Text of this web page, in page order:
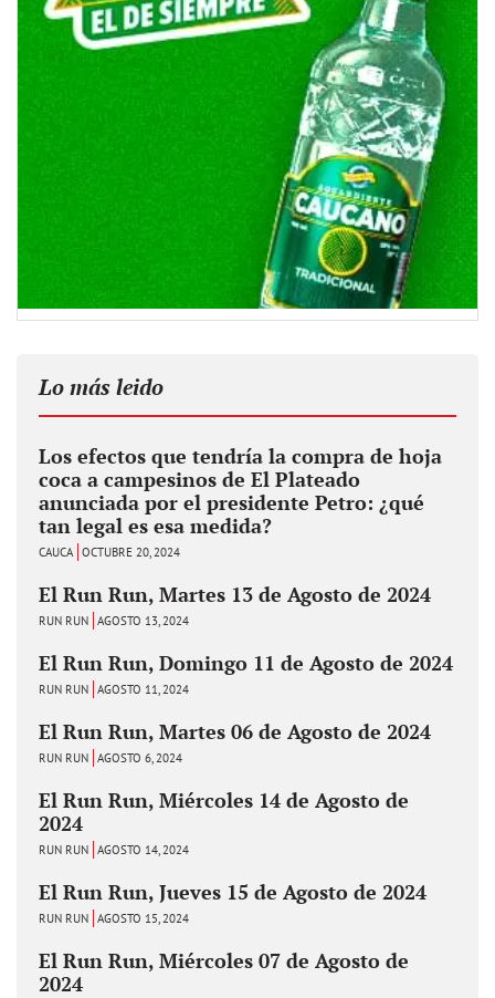
Lo más leido
Los efectos que tendría la compra de hoja
coca a campesinos de El Plateado
anunciada por el presidente Petro: ¿qué
tan legal es esa medida?
CAUCA OCTUBRE 20, 2024
El Run Run, Martes 13 de Agosto de 2024
RUN RUN AGOSTO 13, 2024
El Run Run, Domingo 11 de Agosto de 2024
RUN RUN AGOSTO 11, 2024
El Run Run, Martes 06 de Agosto de 2024
RUN RUN AGOSTO 6, 2024
El Run Run, Miércoles 14 de Agosto de
2024
RUN RUN AGOSTO 14, 2024
El Run Run, Jueves 15 de Agosto de 2024
RUN RUN AGOSTO 15, 2024
El Run Run, Miércoles 07 de Agosto de
2024